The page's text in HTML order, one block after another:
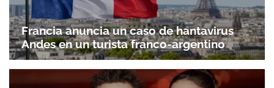
Francia anuncia un caso de hantavirus
Andes en un turista franco-argentino